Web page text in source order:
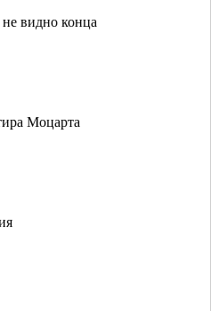
видно конца
Моцарта